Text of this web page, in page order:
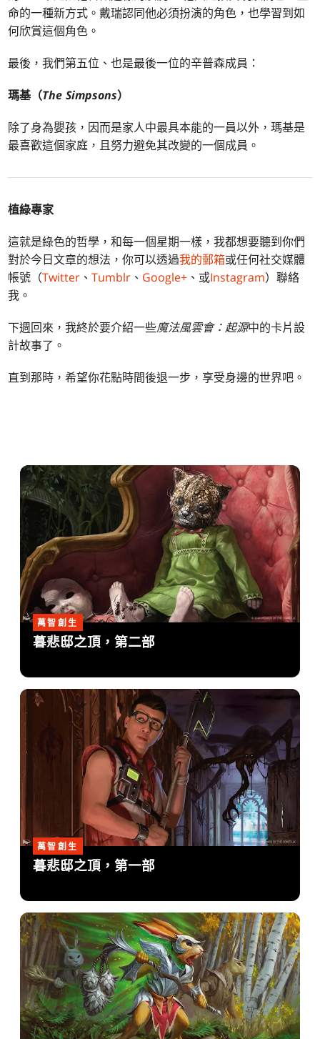
命的一種新方式。戴瑞認同他必須扮演的角色，也學習到如
何欣賞這個角色。
最後，我們第五位、也是最後一位的辛普森成員：
瑪基（The Simpsons）
除了身為嬰孩，因而是家人中最具本能的一員以外，瑪基是
最喜歡這個家庭，且努力避免其改變的一個成員。
植綠專家
這就是綠色的哲學，和每一個星期一樣，我都想要聽到你們
對於今日文章的想法，你可以透過我的郵箱或任何社交媒體
帳號（Twitter 、Tumblr 、 Google+ 、或Instagram）聯絡
我。
下週回來，我終於要介紹一些魔法風雲會：起源中的卡片設
計故事了。
直到那時，希望你花點時間後退一步，享受身邊的世界吧。
萬智創生
暮悲邸之頂，第二部
萬智創生
暮悲邸之頂，第一部